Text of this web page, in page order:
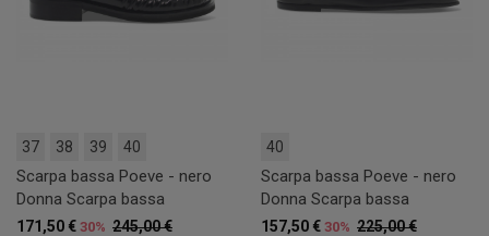
37 38 39 40
Scarpa bassa Poeve - nero
Donna Scarpa bassa
245,00 €
171,50 € 30%
40
Scarpa bassa Poeve - nero
Donna Scarpa bassa
225,00 €
157,50 € 30%